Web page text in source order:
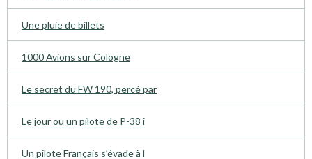
Une pluie de billets
1000 Avions sur Cologne
Le secret du FW 190, percé par
Le jour ou un pilote de P-38 i
Un pilote Français s’évade à l